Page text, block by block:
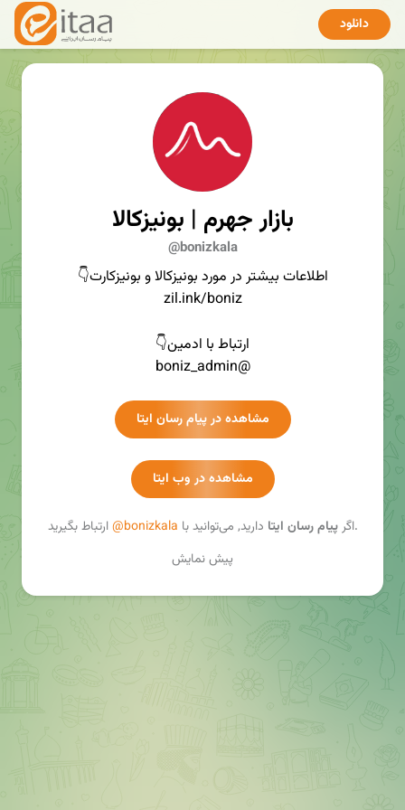
دانلود
بازار جهرم | بونیزکالا
@bonizkala
اطلاعات بیشتر در مورد بونیزکالا و بونیزکارت👇
zil.ink/boniz
ارتباط با ادمین👇
@boniz_admin
مشاهده در پیام رسان ایتا
مشاهده در وب ایتا
اگرپیام رسان ایتا دارید, می‌توانید با @bonizkala
ارتباط بگیرید.
پیش نمایش